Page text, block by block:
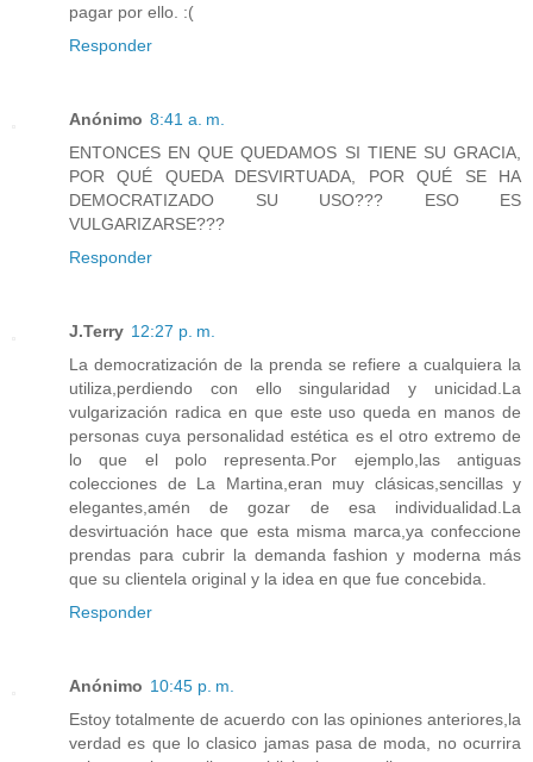
pagar por ello. :(
Responder
Anónimo 8:41 a. m.
ENTONCES EN QUE QUEDAMOS SI TIENE SU GRACIA,
POR QUÉ QUEDA DESVIRTUADA, POR QUÉ SE HA
DEMOCRATIZADO SU USO??? ESO ES
VULGARIZARSE???
Responder
J.Terry 12:27 p. m.
La democratización de la prenda se refiere a cualquiera la
utiliza,perdiendo con ello singularidad y unicidad.La
vulgarización radica en que este uso queda en manos de
personas cuya personalidad estética es el otro extremo de
lo que el polo representa.Por ejemplo,las antiguas
colecciones de La Martina,eran muy clásicas,sencillas y
elegantes,amén de gozar de esa individualidad.La
desvirtuación hace que esta misma marca,ya confeccione
prendas para cubrir la demanda fashion y moderna más
que su clientela original y la idea en que fue concebida.
Responder
Anónimo 10:45 p. m.
Estoy totalmente de acuerdo con las opiniones anteriores,la
verdad es que lo clasico jamas pasa de moda, no ocurrira